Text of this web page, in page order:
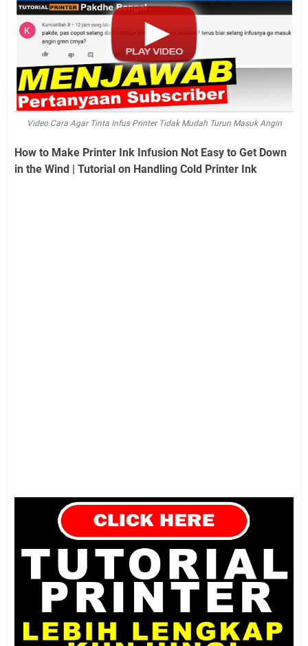
Video Cara Agar Tinta Infus Printer Tidak Mudah Turun Masuk Angin
How to Make Printer Ink Infusion Not Easy to Get Down
in the Wind | Tutorial on Handling Cold Printer Ink